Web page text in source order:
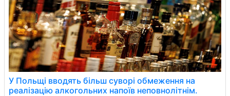
У Польщі вводять більш суворі обмеження на
реалізацію алкогольних напоїв неповнолітнім.